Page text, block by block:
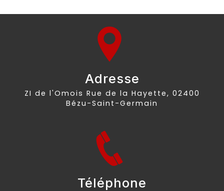
Adresse
ZI de l'Omois Rue de la Hayette, 02400
Bézu-Saint-Germain
Téléphone